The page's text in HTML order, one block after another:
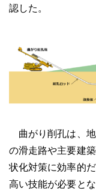
認した。
曲がり削孔は、
の滑走路や主要建
状化対策に効率的
高い技能が必要と